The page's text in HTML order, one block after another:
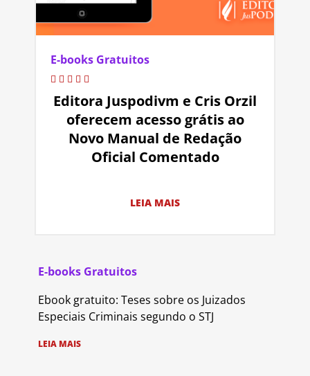
E-books Gratuitos
Editora Juspodivm e Cris Orzil
oferecem acesso grátis ao
Novo Manual de Redação
Oficial Comentado
LEIA MAIS
E-books Gratuitos
Ebook gratuito: Teses sobre os Juizados
Especiais Criminais segundo o STJ
LEIA MAIS